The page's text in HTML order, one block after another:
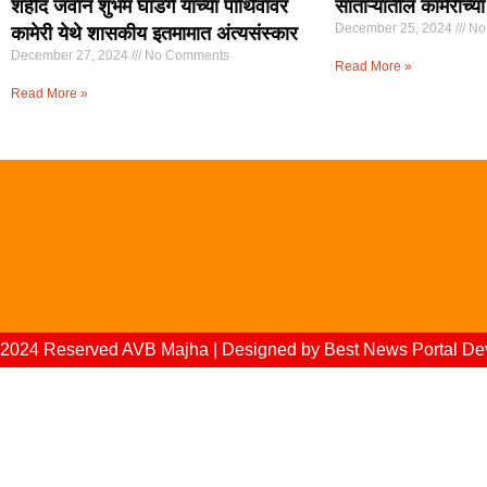
शहीद जवान शुभम घाडगे यांच्या पार्थिवावर
कामेरी येथे शासकीय इतमामात अंत्यसंस्कार
December 27, 2024 No Comments
Read More »
साताऱ्यातील
December 25, 2024 No
Read More »
2024 Reserved AVB Majha | Designed by Best News Portal